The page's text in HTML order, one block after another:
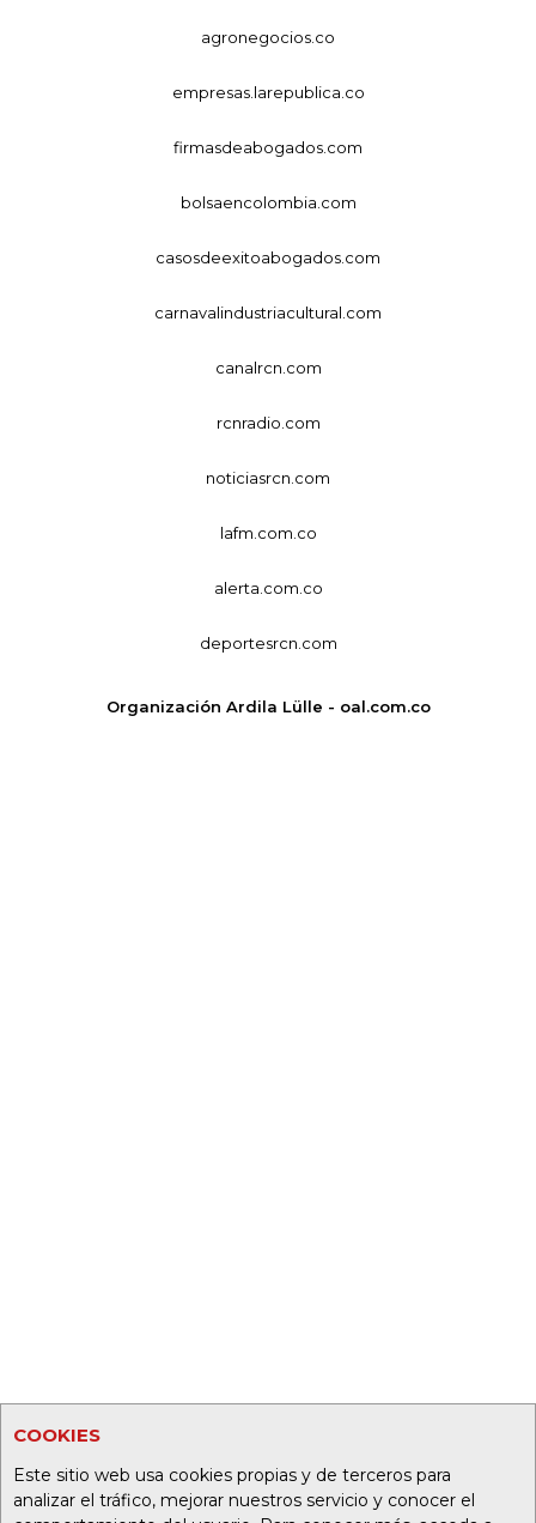
COOKIES
Este sitio web usa cookies propias y de terceros para
analizar el tráfico, mejorar nuestros servicio y conocer el
agronegocios.co
empresas.larepublica.co
firmasdeabogados.com
bolsaencolombia.com
casosdeexitoabogados.com
carnavalindustriacultural.com
canalrcn.com
rcnradio.com
noticiasrcn.com
lafm.com.co
alerta.com.co
deportesrcn.com
Organización Ardila Lülle - oal.com.co